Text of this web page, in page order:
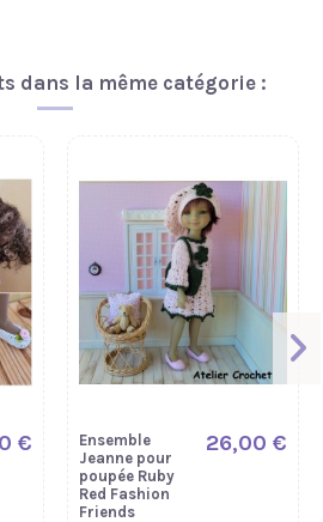
dans la même catégorie :
€
Ensemble
Jeanne pour
poupée Ruby
Red Fashion
Friends
26,00 €